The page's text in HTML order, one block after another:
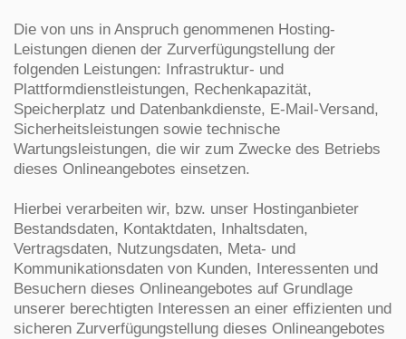
Die von uns in Anspruch genommenen Hosting-
Leistungen dienen der Zurverfügungstellung der
folgenden Leistungen: Infrastruktur- und
Plattformdienstleistungen, Rechenkapazität,
Speicherplatz und Datenbankdienste, E-Mail-Versand,
Sicherheitsleistungen sowie technische
Wartungsleistungen, die wir zum Zwecke des Betriebs
dieses Onlineangebotes einsetzen.
Hierbei verarbeiten wir, bzw. unser Hostinganbieter
Bestandsdaten, Kontaktdaten, Inhaltsdaten,
Vertragsdaten, Nutzungsdaten, Meta- und
Kommunikationsdaten von Kunden, Interessenten und
Besuchern dieses Onlineangebotes auf Grundlage
unserer berechtigten Interessen an einer effizienten und
sicheren Zurverfügungstellung dieses Onlineangebotes